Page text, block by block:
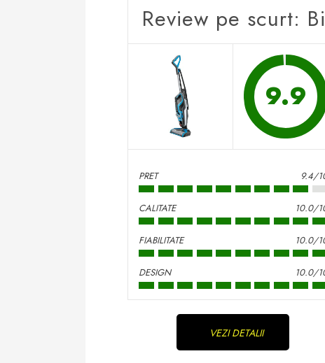
Review pe scurt:
9.9
PRET 9.4/
CALITATE 10.0/
FIABILITATE 10.0/
DESIGN 10.0/
VEZI DETALII
Continue
Reading